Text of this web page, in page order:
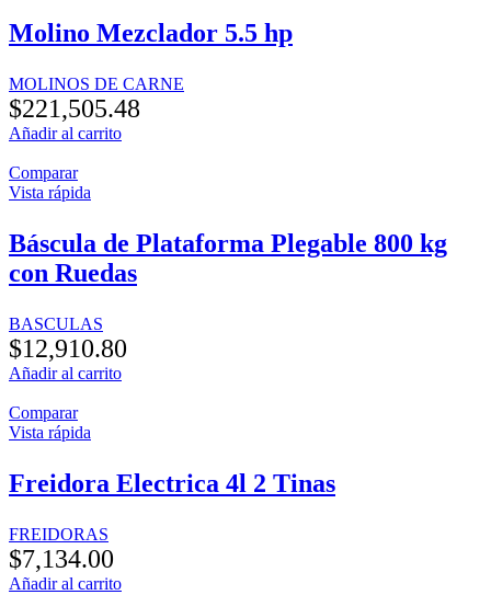
Molino Mezclador 5.5 hp
MOLINOS DE CARNE
$221,505.48
Añadir al carrito
Comparar
Vista rápida
Báscula de Plataforma Plegable 800 kg
con Ruedas
BASCULAS
$12,910.80
Añadir al carrito
Comparar
Vista rápida
Freidora Electrica 4l 2 Tinas
FREIDORAS
$7,134.00
Añadir al carrito